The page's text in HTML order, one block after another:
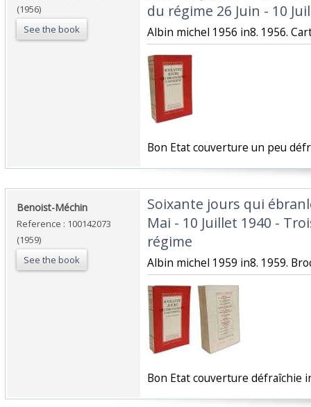
(1956)
See the book
du régime 26 Juin - 10
‎Albin michel 1956 in8. 1956.
‎Bon Etat couverture un peu
‎Benoist-Méchin‎
Reference : 100142073
(1959)
See the book
‎Soixante jours qui
Mai - 10 Juillet 1940 -
régime‎
‎Albin michel 1959 in8. 1959.
‎Bon Etat couverture défraîchie